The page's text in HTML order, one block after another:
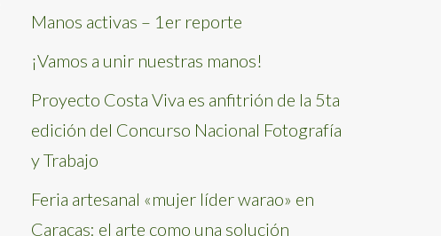
Manos activas – 1er reporte
¡Vamos a unir nuestras manos!
Proyecto Costa Viva es anfitrión de la 5ta
edición del Concurso Nacional Fotografía
y Trabajo
Feria artesanal «mujer líder warao» en
Caracas: el arte como una solución